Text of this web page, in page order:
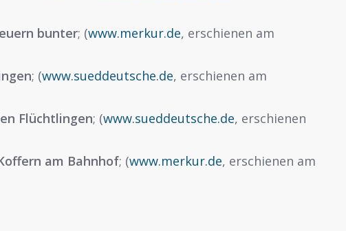
bunter; (www.merkur.de, erschienen am
; (www.sueddeutsche.de, erschienen am
Flüchtlingen; (www.sueddeutsche.de, erschienen
am Bahnhof; (www.merkur.de, erschienen am